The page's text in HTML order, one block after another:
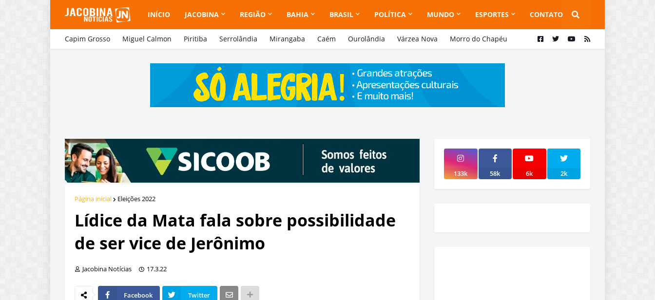
INÍCIO JACOBINA REGIÃO BAHIA BRASIL POLÍTICA MUNDO ESPORTES CONTATO
Capim Grosso Miguel Calmon Piritiba Serrolândia Mirangaba Caém Ourolândia Várzea Nova Morro do Chapéu
Página inicial Eleições 2022
Lídice da Mata fala sobre possibilidade
de ser vice de Jerônimo
Jacobina Notícias 17.3.22
Facebook Twitter
133k 58k 6k 2k